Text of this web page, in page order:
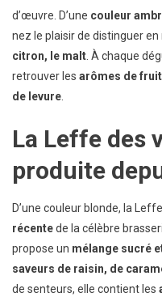
d’œuvre. D’une couleur
nez le plaisir de distinguer
citron, le malt. À chaque
retrouver les arômes de
de levure.
La Leffe des
produite
D’une couleur blonde, la
récentede la célèbre
propose un mélange sucré
saveurs de raisin, de
de senteurs, elle contient les